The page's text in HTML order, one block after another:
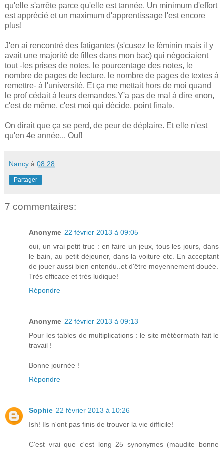
qu'elle s'arrête parce qu'elle est tannée. Un minimum d'effort
est apprécié et un maximum d'apprentissage l'est encore
plus!
J'en ai rencontré des fatigantes (s'cusez le féminin mais il y
avait une majorité de filles dans mon bac) qui négociaient
tout -les prises de notes, le pourcentage des notes, le
nombre de pages de lecture, le nombre de pages de textes à
remettre- à l'université. Et ça me mettait hors de moi quand
le prof cédait à leurs demandes.Y'a pas de mal à dire «non,
c'est de même, c'est moi qui décide, point final».
On dirait que ça se perd, de peur de déplaire. Et elle n'est
qu'en 4e année... Ouf!
Nancy à 08:28
Partager
7 commentaires:
Anonyme 22 février 2013 à 09:05
oui, un vrai petit truc : en faire un jeux, tous les jours, dans
le bain, au petit déjeuner, dans la voiture etc. En acceptant
de jouer aussi bien entendu..et d'être moyennement douée.
Très efficace et très ludique!
Répondre
Anonyme 22 février 2013 à 09:13
Pour les tables de multiplications : le site météormath fait le
travail !
Bonne journée !
Répondre
Sophie 22 février 2013 à 10:26
Ish! Ils n'ont pas finis de trouver la vie difficile!
C'est vrai que c'est long 25 synonymes (maudite bonne